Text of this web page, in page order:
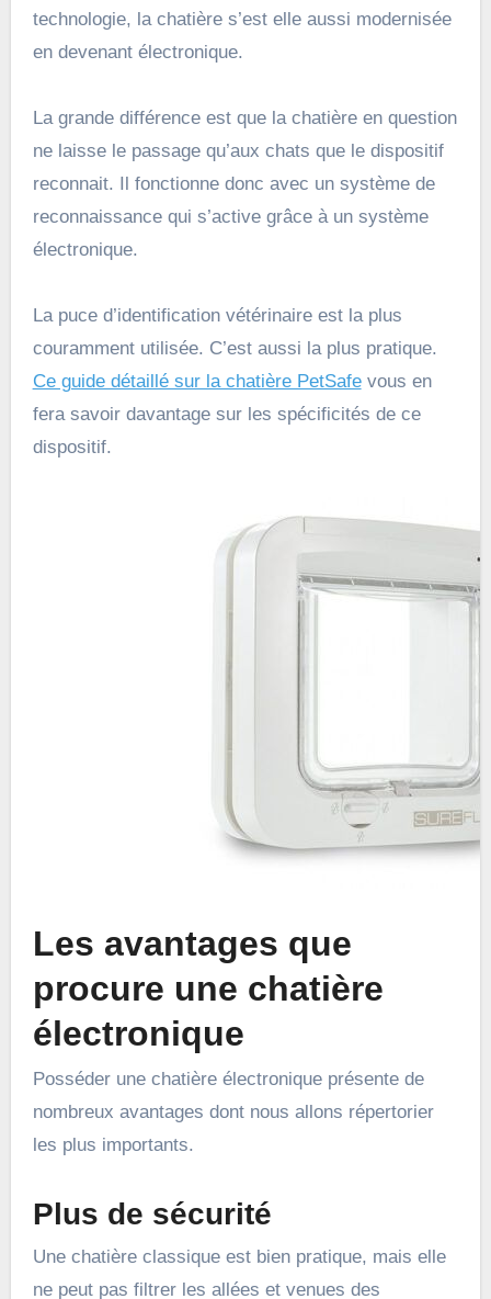
technologie, la chatière s’est elle aussi modernisée
en devenant électronique.
La grande différence est que la chatière en question
ne laisse le passage qu’aux chats que le dispositif
reconnait. Il fonctionne donc avec un système de
reconnaissance qui s’active grâce à un système
électronique.
La puce d’identification vétérinaire est la plus
couramment utilisée. C’est aussi la plus pratique.
Ce guide détaillé sur la chatière PetSafevous en
fera savoir davantage sur les spécificités de ce
dispositif.
Les avantages que
procure une chatière
électronique
Posséder une chatière électronique présente de
nombreux avantages dont nous allons répertorier
les plus importants.
Plus de sécurité
Une chatière classique est bien pratique, mais elle
ne peut pas filtrer les allées et venues des